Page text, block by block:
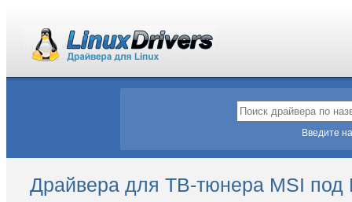
Введите
Драйвера для ТВ-тюнера MSI под